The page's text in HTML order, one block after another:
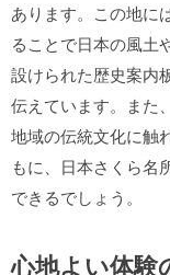
あります。この地に
ることで日本の風土
設けられた歴史案内
伝えています。また
地域の伝統文化に触
もに、日本さくら名
できるでしょう。
心地よい体験